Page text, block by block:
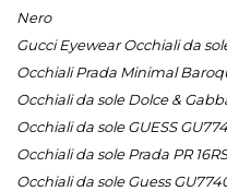
Nero
Gucci Eyewear Occhiali da
Occhiali Prada Minimal
Occhiali da sole Dolce &
Occhiali da sole GUESS
Occhiali da sole Prada PR
Occhiali da sole Guess